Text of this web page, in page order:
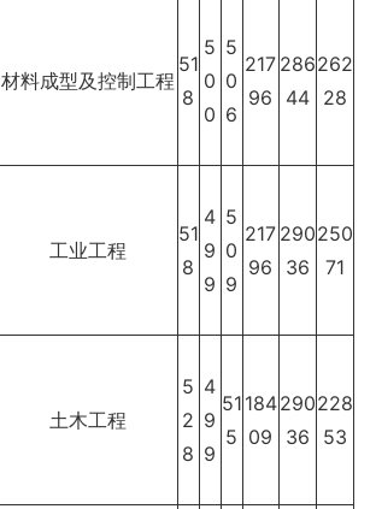
材料成型及控制工程
51
8
5
0
0
5
0
6
217
96
286
44
262
28
工业工程
51
8
4
9
9
5
0
9
217
96
290
36
250
71
土木工程
5
2
8
4
9
9
51
5
184
09
290
36
228
53